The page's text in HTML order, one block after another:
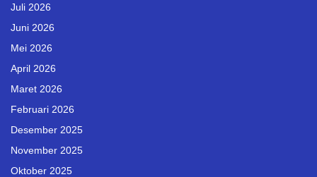
Juli 2026
Juni 2026
Mei 2026
April 2026
Maret 2026
Februari 2026
Desember 2025
November 2025
Oktober 2025